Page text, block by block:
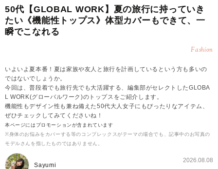
50代【GLOBAL WORK】夏の旅行に持っていき
たい《機能性トップス》体型カバーもできて、一
瞬でこなれる
Fashion
いよいよ夏本番！夏は家族や友人と旅行を計画しているという方も多いの
ではないでしょうか。
今回は、普段着でも旅行先でも大活躍する、編集部がセレクトしたGLOBA
L WORK(グローバルワーク)のトップスをご紹介します。
機能性もデザイン性も兼ね備えた50代大人女子にもぴったりなアイテム、
ぜひチェックしてみてくださいね！
本ページにはプロモーションが含まれています
※身体のお悩みをカバーする等のコンプレックスがテーマの場合でも、記事中のお写真の
モデルさんを指したものではありません。
Sayumi
2026.08.08